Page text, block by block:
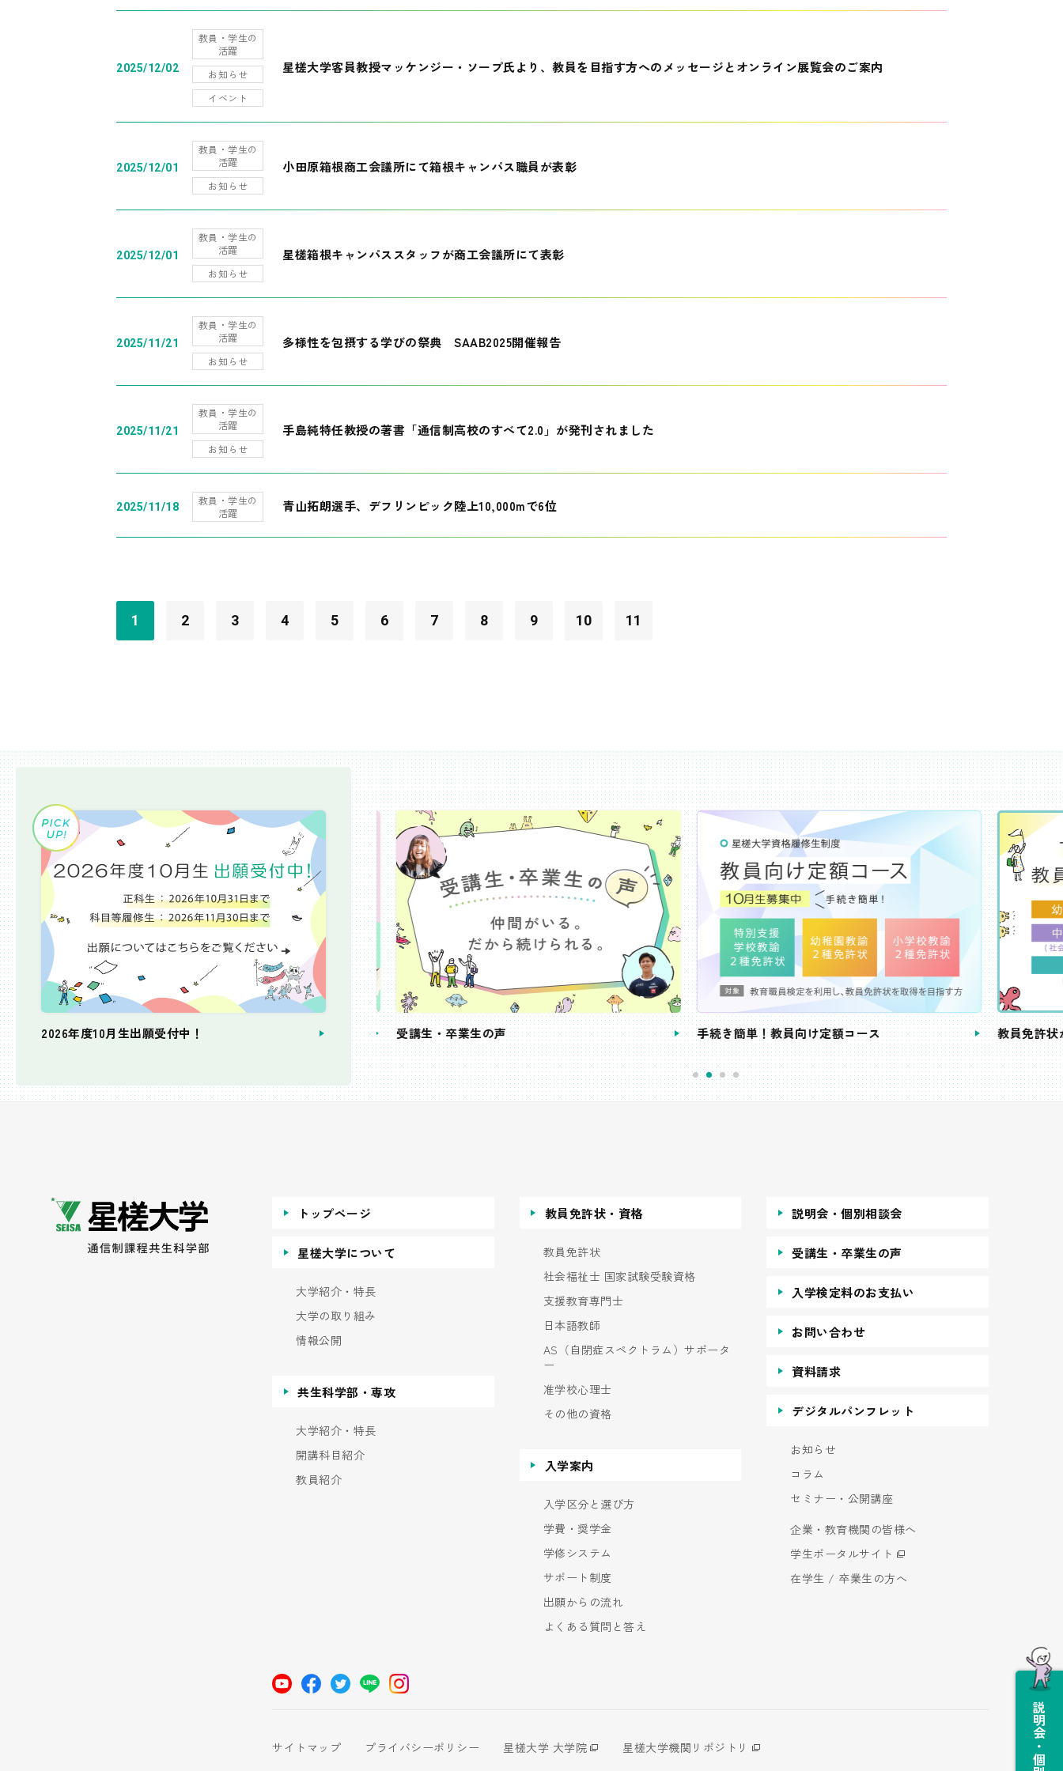
2025/12/02
教員・学生の
活躍
お知らせ
イベント
星槎大学客員教授マッケンジー・ソープ氏より、教員を目指す方へのメッセージとオンライン展覧会のご案内
2025/12/01
教員・学生の
活躍
お知らせ
小田原箱根商工会議所にて箱根キャンパス職員が表彰
2025/12/01
教員・学生の
活躍
お知らせ
星槎箱根キャンパススタッフが商工会議所にて表彰
2025/11/21
教員・学生の
活躍
お知らせ
多様性を包摂する学びの祭典 SAAB2025開催報告
2025/11/21
教員・学生の
活躍
お知らせ
手島純特任教授の著書「通信制高校のすべて2.0」が発刊されました
2025/11/18
教員・学生の
活躍
青山拓朗選手、デフリンピック陸上10,000mで6位
1 2 3 4 5 6 7 8 9 10 11
2026年度10月生出願受付中！
個別相談会 受講生・卒業生の声 手続き簡単！教員向け定額コース 教員免許状が
トップページ
星槎大学について
大学紹介・特長
大学の取り組み
情報公開
共生科学部・専攻
大学紹介・特長
開講科目紹介
教員紹介
教員免許状・資格
教員免許状
社会福祉士 国家試験受験資格
支援教育専門士
日本語教師
AS（自閉症スペクトラム）サポータ
ー
准学校心理士
その他の資格
入学案内
入学区分と選び方
学費・奨学金
学修システム
サポート制度
出願からの流れ
よくある質問と答え
説明会・個別相談会
受講生・卒業生の声
入学検定料のお支払い
お問い合わせ
資料請求
デジタルパンフレット
お知らせ
コラム
セミナー・公開講座
企業・教育機関の皆様へ
学生ポータルサイト
在学生 / 卒業生の方へ
サイトマップ プライバシーポリシー 星槎大学 大学院
星槎大学機関リポジトリ